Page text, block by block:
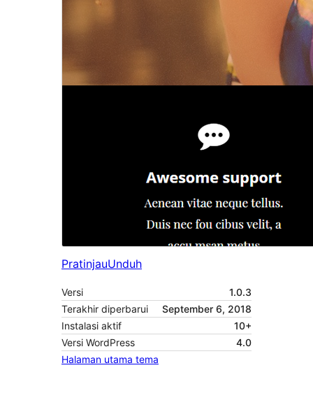
PratinjauUnduh
Versi
1.0.3
Terakhir diperbarui
September 6, 2018
Instalasi aktif
10+
Versi WordPress
4.0
Halaman utama tema